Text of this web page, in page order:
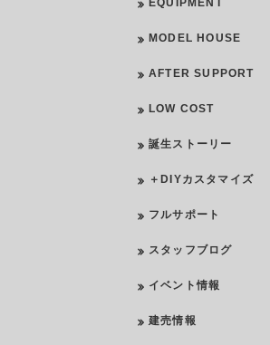
EQUIPMENT
MODEL HOUSE
AFTER SUPPORT
LOW COST
誕生ストーリー
＋DIYカスタマイズ
フルサポート
スタッフブログ
イベント情報
建売情報